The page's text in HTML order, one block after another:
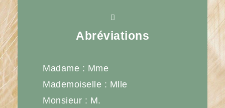
Abréviations
Madame : Mme
Mademoiselle : Mlle
Monsieur : M.